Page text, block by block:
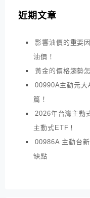
近期文章
影響油價的重要
油價！
黃金的價格趨勢
00990A主動元
篇！
2026年台灣主動
主動式ETF！
00986A 主動台
缺點